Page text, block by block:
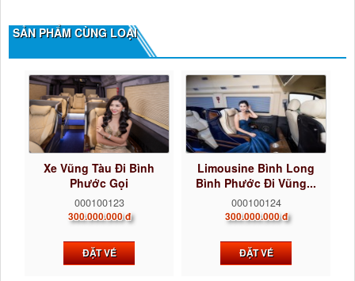
SẢN PHẨM CÙNG LOẠI
Xe Vũng Tàu Đi Bình
Phước Gọi
0922242225...
000100123
300.000.000 đ
ĐẶT VÉ
Limousine Bình Long
Bình Phước Đi Vũng...
000100124
300.000.000 đ
ĐẶT VÉ